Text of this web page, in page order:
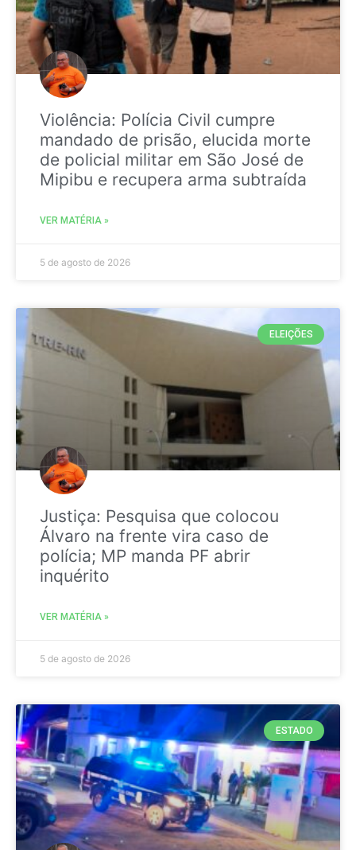
Violência: Polícia Civil cumpre
mandado de prisão, elucida morte
de policial militar em São José de
Mipibu e recupera arma subtraída
VER MATÉRIA »
5 de agosto de 2026
ELEIÇÕES
Justiça: Pesquisa que colocou
Álvaro na frente vira caso de
polícia; MP manda PF abrir
inquérito
VER MATÉRIA »
5 de agosto de 2026
ESTADO